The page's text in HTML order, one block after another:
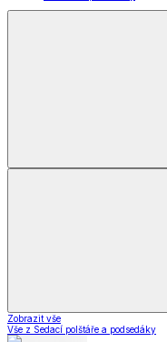
Zobrazit vše
Vše z Sedací polštáře a podsedáky